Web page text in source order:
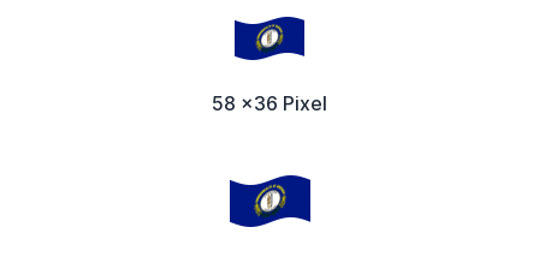
58 x36 Pixel